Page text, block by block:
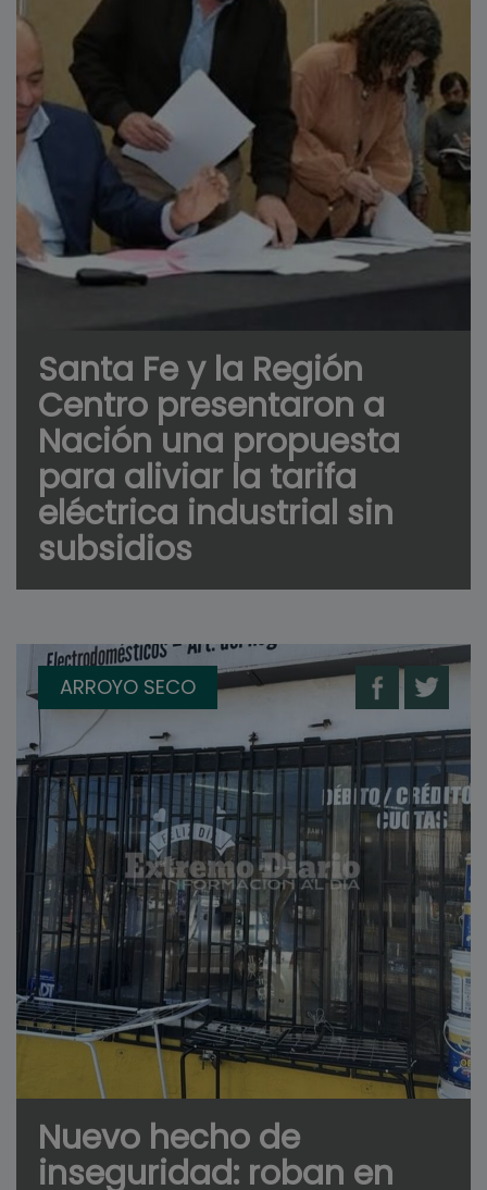
Santa Fe y la Región
Centro presentaron a
Nación una propuesta
para aliviar la tarifa
eléctrica industrial sin
subsidios
ARROYO SECO
Nuevo hecho de
inseguridad: roban en